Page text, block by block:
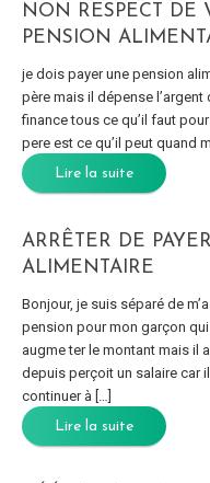
NON RESPECT DE
PENSION
je dois payer une pension
père mais il dépense
finance tous ce qu’il faut
pere est ce qu’il peut quand
Lire la suite
ARRÊTER DE
ALIMENTAIRE
Bonjour, je suis séparé de
pension pour mon garçon
augme ter le montant mais il
depuis perçoit un salaire car
continuer à […]
Lire la suite